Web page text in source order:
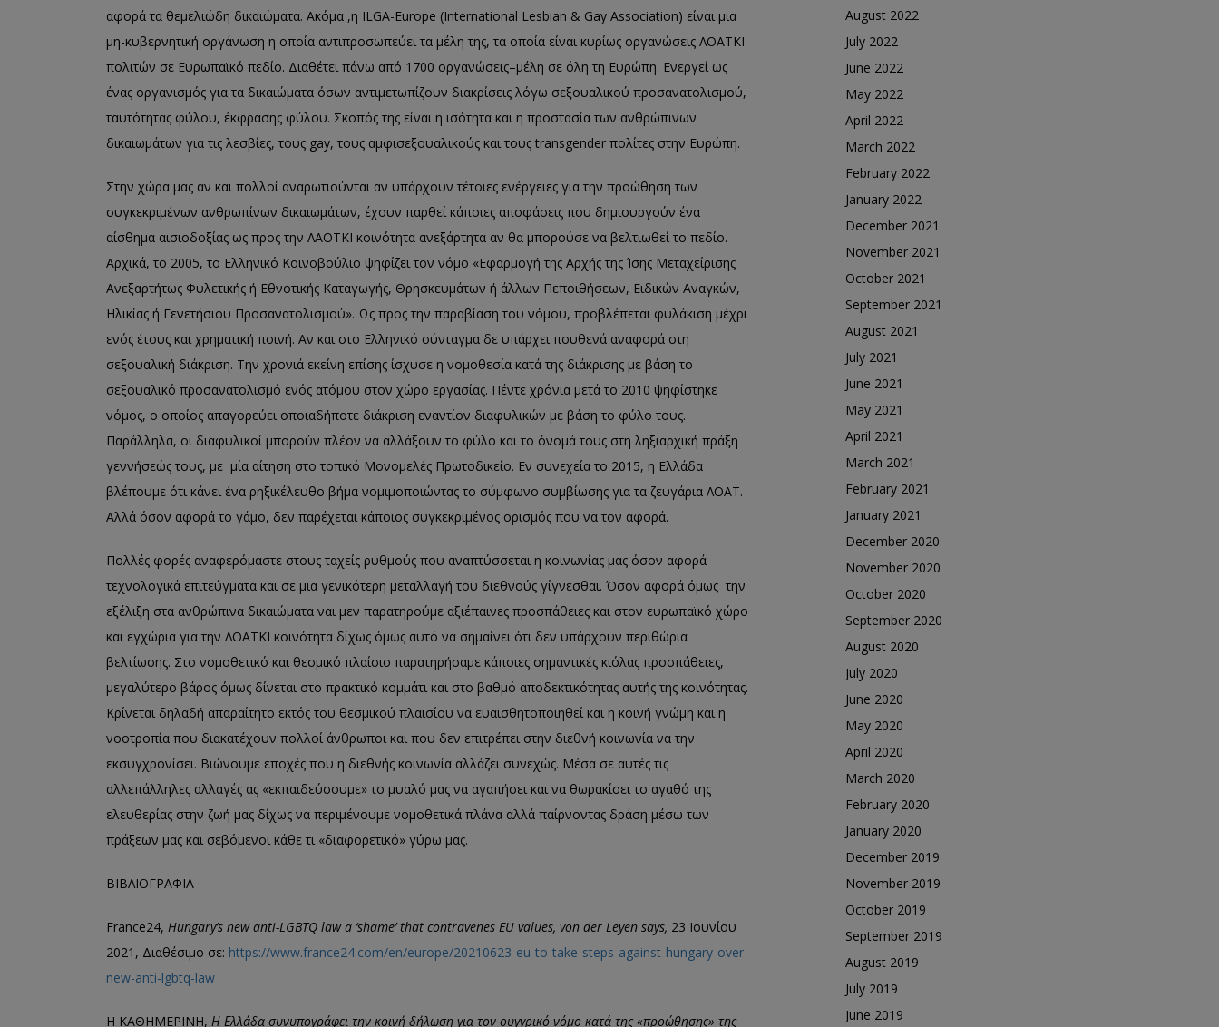
αφορά τα θεμελιώδη δικαιώµατα. Ακόμα ,η ILGA-Europe (International Lesbian & Gay Association) είναι μια
μη-κυβερνητική οργάνωση η οποία αντιπροσωπεύει τα μέλη της, τα οποία είναι κυρίως οργανώσεις ΛΟΑΤΚΙ
πολιτών σε Ευρωπαϊκό πεδίο. Διαθέτει πάνω από 1700 οργανώσεις–μέλη σε όλη τη Ευρώπη. Ενεργεί ως
ένας οργανισμός για τα δικαιώματα όσων αντιμετωπίζουν διακρίσεις λόγω σεξουαλικού προσανατολισμού,
ταυτότητας φύλου, έκφρασης φύλου. Σκοπός της είναι η ισότητα και η προστασία των ανθρώπινων
δικαιωμάτων για τις λεσβίες, τους gay, τους αμφισεξουαλικούς και τους transgender πολίτες στην Ευρώπη.
Στην χώρα μας αν και πολλοί αναρωτιούνται αν υπάρχουν τέτοιες ενέργειες για την προώθηση των
συγκεκριμένων ανθρωπίνων δικαιωμάτων, έχουν παρθεί κάποιες αποφάσεις που δημιουργούν ένα
αίσθημα αισιοδοξίας ως προς την ΛΑΟΤΚΙ κοινότητα ανεξάρτητα αν θα μπορούσε να βελτιωθεί το πεδίο.
Αρχικά, το 2005, το Ελληνικό Κοινοβούλιο ψηφίζει τον νόμο «Εφαρμογή της Αρχής της Ίσης Μεταχείρισης
Ανεξαρτήτως Φυλετικής ή Εθνοτικής Καταγωγής, Θρησκευμάτων ή άλλων Πεποιθήσεων, Ειδικών Αναγκών,
Ηλικίας ή Γενετήσιου Προσανατολισμού». Ως προς την παραβίαση του νόμου, προβλέπεται φυλάκιση μέχρι
ενός έτους και χρηματική ποινή. Αν και στο Ελληνικό σύνταγμα δε υπάρχει πουθενά αναφορά στη
σεξουαλική διάκριση. Την χρονιά εκείνη επίσης ίσχυσε η νομοθεσία κατά της διάκρισης με βάση το
σεξουαλικό προσανατολισμό ενός ατόμου στον χώρο εργασίας. Πέντε χρόνια μετά το 2010 ψηφίστηκε
νόμος, ο οποίος απαγορεύει οποιαδήποτε διάκριση εναντίον διαφυλικών με βάση το φύλο τους.
Παράλληλα, οι διαφυλικοί μπορούν πλέον να αλλάξουν το φύλο και το όνομά τους στη ληξιαρχική πράξη
γεννήσεώς τους, με μία αίτηση στο τοπικό Μονομελές Πρωτοδικείο. Εν συνεχεία το 2015, η Ελλάδα
βλέπουμε ότι κάνει ένα ρηξικέλευθο βήμα νομιμοποιώντας το σύμφωνο συμβίωσης για τα ζευγάρια ΛΟΑΤ.
Αλλά όσον αφορά το γάμο, δεν παρέχεται κάποιος συγκεκριμένος ορισμός που να τον αφορά.
Πολλές φορές αναφερόμαστε στους ταχείς ρυθμούς που αναπτύσσεται η κοινωνίας μας όσον αφορά
τεχνολογικά επιτεύγματα και σε μια γενικότερη μεταλλαγή του διεθνούς γίγνεσθαι. Όσον αφορά όμως την
εξέλιξη στα ανθρώπινα δικαιώματα ναι μεν παρατηρούμε αξιέπαινες προσπάθειες και στον ευρωπαϊκό χώρο
και εγχώρια για την ΛΟΑΤΚΙ κοινότητα δίχως όμως αυτό να σημαίνει ότι δεν υπάρχουν περιθώρια
βελτίωσης. Στο νομοθετικό και θεσμικό πλαίσιο παρατηρήσαμε κάποιες σημαντικές κιόλας προσπάθειες,
μεγαλύτερο βάρος όμως δίνεται στο πρακτικό κομμάτι και στο βαθμό αποδεκτικότητας αυτής της κοινότητας.
Κρίνεται δηλαδή απαραίτητο εκτός του θεσμικού πλαισίου να ευαισθητοποιηθεί και η κοινή γνώμη και η
νοοτροπία που διακατέχουν πολλοί άνθρωποι και που δεν επιτρέπει στην διεθνή κοινωνία να την
εκσυγχρονίσει. Βιώνουμε εποχές που η διεθνής κοινωνία αλλάζει συνεχώς. Μέσα σε αυτές τις
αλλεπάλληλες αλλαγές ας «εκπαιδεύσουμε» το μυαλό μας να αγαπήσει και να θωρακίσει το αγαθό της
ελευθερίας στην ζωή μας δίχως να περιμένουμε νομοθετικά πλάνα αλλά παίρνοντας δράση μέσω των
πράξεων μας και σεβόμενοι κάθε τι «διαφορετικό» γύρω μας.
BIΒΛΙΟΓΡΑΦΙΑ
France24, Hungary’s new anti-LGBTQ law a ‘shame’ that contravenes EU values, von der Leyen says, 23 Ιουνίου
2021, Διαθέσιμο σε: https://www.france24.com/en/europe/20210623-eu-to-take-steps-against-hungary-over-
new-anti-lgbtq-law
Η ΚΑΘΗΜΕΡΙΝΗ, Η Ελλάδα συνυπογράφει την κοινή δήλωση για τον ουγγρικό νόμο κατά της «προώθησης» της
August 2022
July 2022
June 2022
May 2022
April 2022
March 2022
February 2022
January 2022
December 2021
November 2021
October 2021
September 2021
August 2021
July 2021
June 2021
May 2021
April 2021
March 2021
February 2021
January 2021
December 2020
November 2020
October 2020
September 2020
August 2020
July 2020
June 2020
May 2020
April 2020
March 2020
February 2020
January 2020
December 2019
November 2019
October 2019
September 2019
August 2019
July 2019
June 2019